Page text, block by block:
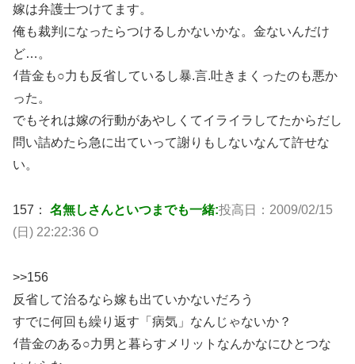
嫁は弁護士つけてます。
俺も裁判になったらつけるしかないかな。金ないんだけ
ど…。
ｲ昔金も○力も反省しているし暴.言.吐きまくったのも悪か
った。
でもそれは嫁の行動があやしくてイライラしてたからだし
問い詰めたら急に出ていって謝りもしないなんて許せな
い。
157： 名無しさんといつまでも一緒:投高日：2009/02/15
(日) 22:22:36 O
>>156
反省して治るなら嫁も出ていかないだろう
すでに何回も繰り返す「病気」なんじゃないか？
ｲ昔金のある○力男と暮らすメリットなんかなにひとつな